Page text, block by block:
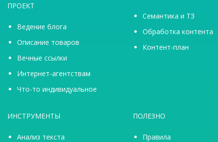
ПРОЕКТ
Ведение блога
Описание товаров
Вечные ссылки
Интернет-агентствам
Что-то индивидуальное
Семантика и ТЗ
Обработка контента
Контент-план
ИНСТРУМЕНТЫ
Анализ текста
ПОЛЕЗНО
Правила